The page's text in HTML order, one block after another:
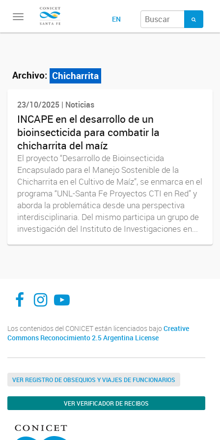
Toggle
EN
Archivo: Chicharrita
23/10/2025 | Noticias
INCAPE en el desarrollo de un
bioinsecticida para combatir la
chicharrita del maíz
El proyecto “Desarrollo de Bioinsecticida
Encapsulado para el Manejo Sostenible de la
Chicharrita en el Cultivo de Maíz”, se enmarca en el
programa “UNL-Santa Fe Proyectos CTI en Red” y
aborda la problemática desde una perspectiva
interdisciplinaria. Del mismo participa un grupo de
investigación del Instituto de Investigaciones en...
facebook
instagram
Youtube
Los contenidos del CONICET están licenciados bajo Creative
Commons Reconocimiento 2.5 Argentina License
VER REGISTRO DE OBSEQUIOS Y VIAJES DE FUNCIONARIOS
VER VERIFICADOR DE RECIBOS